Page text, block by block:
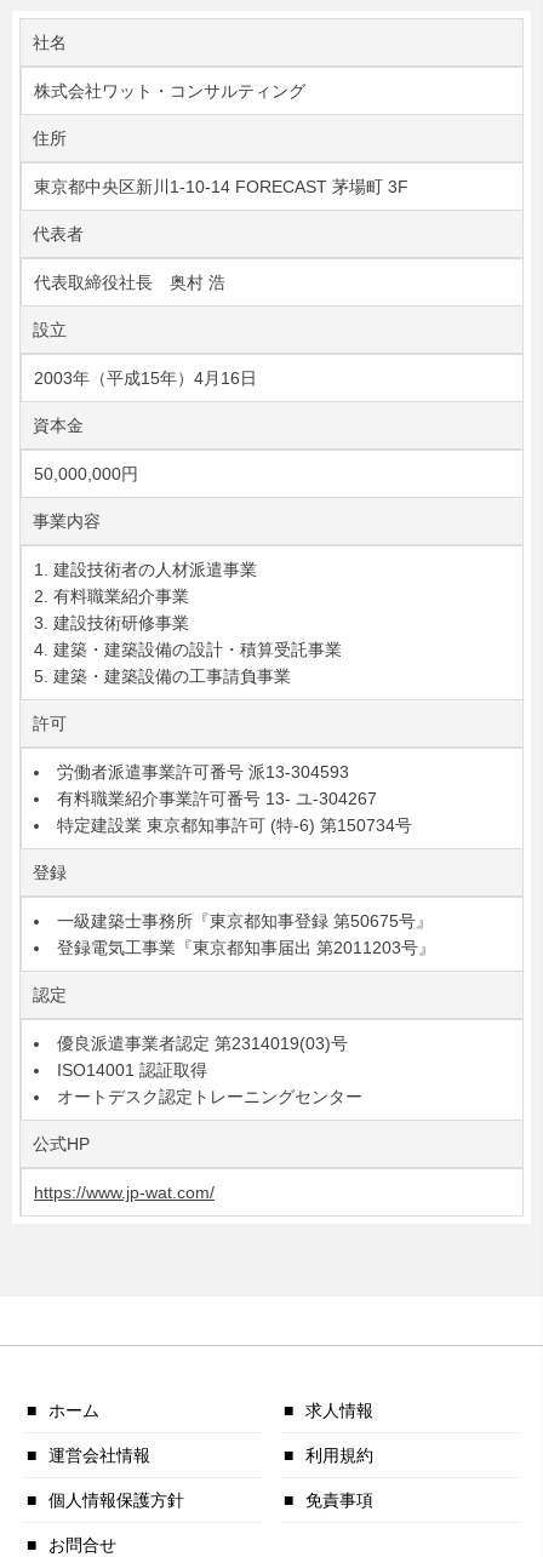
社名
株式会社ワット・コンサルティング
住所
東京都中央区新川1-10-14 FORECAST 茅場町 3F
代表者
代表取締役社長 奥村 浩
設立
2003年（平成15年）4月16日
資本金
50,000,000円
事業内容
建設技術者の人材派遣事業
有料職業紹介事業
建設技術研修事業
建築・建築設備の設計・積算受託事業
建築・建築設備の工事請負事業
許可
労働者派遣事業許可番号 派13-304593
有料職業紹介事業許可番号 13- ユ-304267
特定建設業 東京都知事許可 (特-6) 第150734号
登録
一級建築士事務所『東京都知事登録 第50675号』
登録電気工事業『東京都知事届出 第2011203号』
認定
優良派遣事業者認定 第2314019(03)号
ISO14001 認証取得
オートデスク認定トレーニングセンター
公式HP
https://www.jp-wat.com/
ホーム 求人情報
運営会社情報 利用規約
個人情報保護方針 免責事項
お問合せ